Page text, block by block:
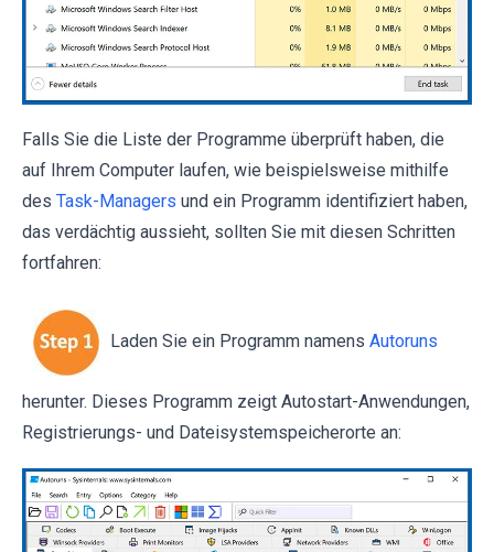
Falls Sie die Liste der Programme überprüft haben, die
auf Ihrem Computer laufen, wie beispielsweise mithilfe
des Task-Managers und ein Programm identifiziert haben,
das verdächtig aussieht, sollten Sie mit diesen Schritten
fortfahren:
Laden Sie ein Programm namens Autoruns
herunter. Dieses Programm zeigt Autostart-Anwendungen,
Registrierungs- und Dateisystemspeicherorte an: